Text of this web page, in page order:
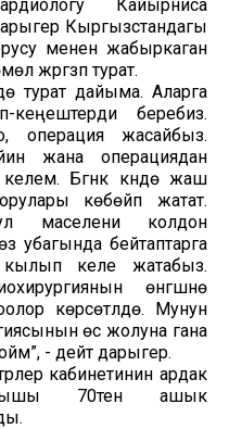
Кайырниса
Кыргызстандагы
менен жабыркаган
жүргүзүп турат.
турат дайыма. Аларга
беребиз.
операция жасайбыз.
жана операциядан
Бүгүнкү күндө жаш
көбөйүп жатат.
маселени колдон
убагында бейтаптарга
кылып келе жатабыз.
өнүгүшүнө
көрсөтүлүүдө. Мунун
өсүү жолуна гана
- дейт дарыгер.
кабинетинин ардак
70тен ашык